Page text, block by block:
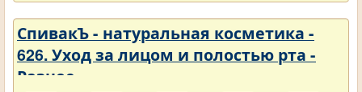
СпивакЪ - натуральная косметика -
626. Уход за лицом и полостью рта -
Разное